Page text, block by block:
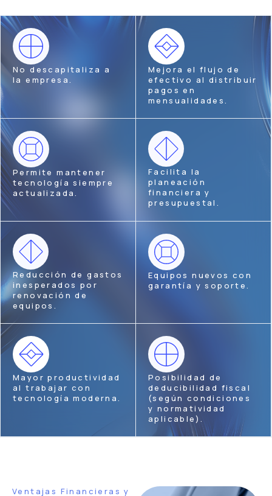
No descapitaliza a
la empresa.
Mejora el flujo de
efectivo al distribuir
pagos en
mensualidades.
Permite mantener
tecnología siempre
actualizada.
Facilita la
planeación
financiera y
presupuestal.
Reducción de gastos
inesperados por
renovación de
equipos.
Equipos nuevos con
garantía y soporte.
Mayor productividad
al trabajar con
tecnología moderna.
Posibilidad de
deducibilidad fiscal
(según condiciones
y normatividad
aplicable).
Ventajas Financieras y